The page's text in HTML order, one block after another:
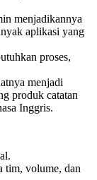
menjadikannya
aplikasi yang
proses,
menjadi
produk catatan
Inggris.
tim, volume, dan